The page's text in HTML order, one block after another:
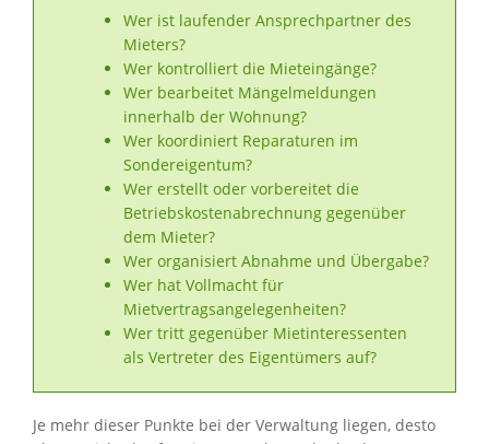
Wer ist laufender Ansprechpartner des
Mieters?
Wer kontrolliert die Mieteingänge?
Wer bearbeitet Mängelmeldungen
innerhalb der Wohnung?
Wer koordiniert Reparaturen im
Sondereigentum?
Wer erstellt oder vorbereitet die
Betriebskostenabrechnung gegenüber
dem Mieter?
Wer organisiert Abnahme und Übergabe?
Wer hat Vollmacht für
Mietvertragsangelegenheiten?
Wer tritt gegenüber Mietinteressenten
als Vertreter des Eigentümers auf?
Je mehr dieser Punkte bei der Verwaltung liegen, desto